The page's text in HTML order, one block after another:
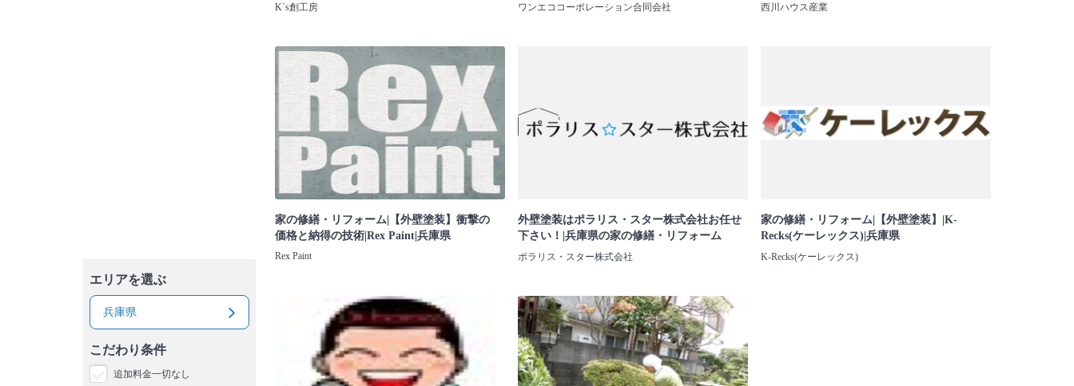
エリアを選ぶ
兵庫県
こだわり条件
追加料金一切なし
K`s創工房 ワンエココーポレーション合同会社 西川ハウス産業
家の修繕・リフォーム|【外壁塗装】衝撃の
価格と納得の技術|Rex Paint|兵庫県
Rex Paint
外壁塗装はポラリス・スター株式会社お任せ
下さい！|兵庫県の家の修繕・リフォーム
ポラリス・スター株式会社
家の修繕・リフォーム|【外壁塗装】|K-
Recks(ケーレックス)|兵庫県
K-Recks(ケーレックス)